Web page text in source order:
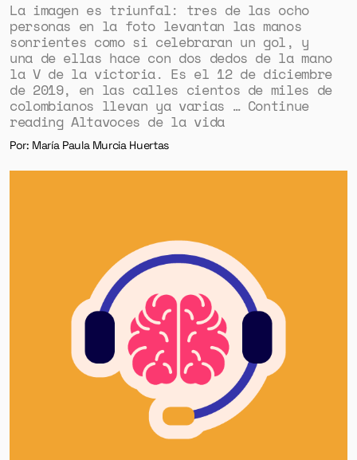
La imagen es triunfal: tres de las ocho
personas en la foto levantan las manos
sonrientes como si celebraran un gol, y
una de ellas hace con dos dedos de la mano
la V de la victoria. Es el 12 de diciembre
de 2019, en las calles cientos de miles de
colombianos llevan ya varias … Continue
reading Altavoces de la vida
Por: María Paula Murcia Huertas